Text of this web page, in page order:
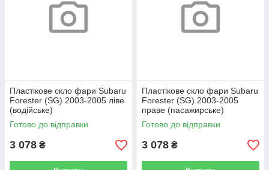
Пластікове скло фари Subaru
Forester (SG) 2003-2005 ліве
(водійське)
Готово до відправки
3 078 ₴
Пластікове скло фари Subaru
Forester (SG) 2003-2005
праве (пасажирське)
Готово до відправки
3 078 ₴